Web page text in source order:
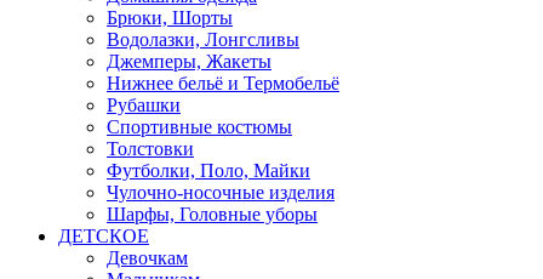
Брюки, Шорты
Водолазки, Лонгсливы
Джемперы, Жакеты
Нижнее бельё и Термобельё
Рубашки
Спортивные костюмы
Толстовки
Футболки, Поло, Майки
Чулочно-носочные изделия
Шарфы, Головные уборы
ДЕТСКОЕ
Девочкам